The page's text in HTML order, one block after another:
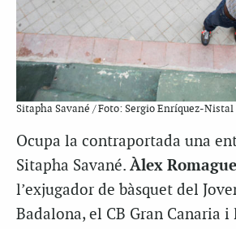
Sitapha Savané / Foto: Sergio Enríquez-Nistal
Ocupa la contraportada una
Sitapha Savané. Àlex
l’exjugador de bàsquet del
Badalona, el CB Gran Canaria i